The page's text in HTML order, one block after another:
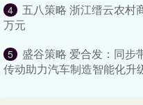
4
五八策略 浙江缙云农村
万元
5
盛谷策略 爱合发：同步
传动助力汽车制造智能化升